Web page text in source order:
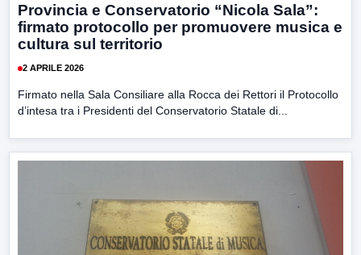
Provincia e Conservatorio “Nicola Sala”:
firmato protocollo per promuovere musica e
cultura sul territorio
2 APRILE 2026
Firmato nella Sala Consiliare alla Rocca dei Rettori il Protocollo
d’intesa tra i Presidenti del Conservatorio Statale di...